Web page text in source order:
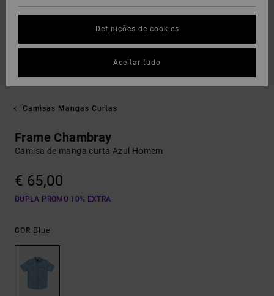
Camisas Mangas Curtas
Frame Chambray
Camisa de manga curta Azul Homem
€ 65,00
DUPLA PROMO 10% EXTRA
COR Blue
Definições de cookies
Aceitar tudo